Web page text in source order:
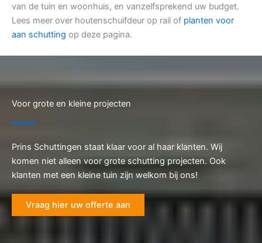
van de tuin en woonhuis, en vanzelfsprekend uw budget.
Lees meer over houtenschuifdeur op rail of planten voor
aan schutting op deze pagina.
Voor grote en kleine projecten
Prins Schuttingen staat klaar voor al haar klanten. Wij
komen niet alleen voor grote schutting projecten. Ook
klanten met een kleine tuin zijn welkom bij ons!
Vraag hier uw offerte aan